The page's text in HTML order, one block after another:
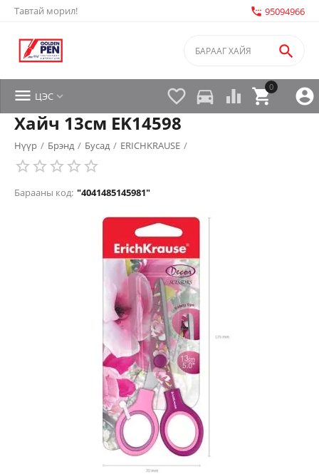
Тавтай морил! settings_phone 95094966


0

 directions_car 
 ЦЭС 
Хайч 13см EK14598
Нүүр / Брэнд / Бусад / ERICHKRAUSE /
Барааны код: "4041485145981"